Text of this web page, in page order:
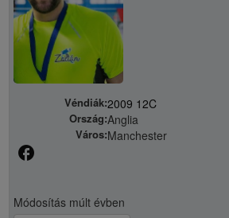
Véndiák:2009 12C
Ország:Anglia
Város:Manchester
facebook
Módosítás múlt évben